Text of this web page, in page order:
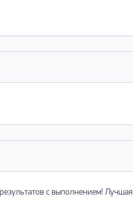
с выполнением! Лучшая